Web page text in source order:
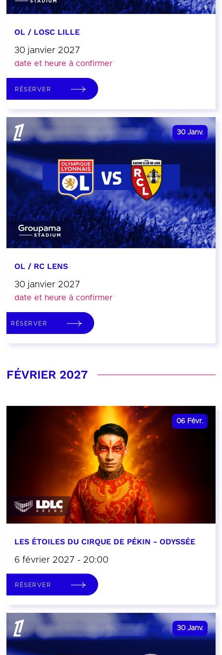
OL / LOSC LILLE
30 janvier 2027
date et heure à confirmer
RÉSERVER
30 Janv.
OL / RC LENS
30 janvier 2027
date et heure à confirmer
RÉSERVER
FÉVRIER 2027
06 Févr.
LES ÉTOILES DU CIRQUE DE PÉKIN - ODYSSÉE
6 février 2027 - 20:00
RÉSERVER
30 Janv.